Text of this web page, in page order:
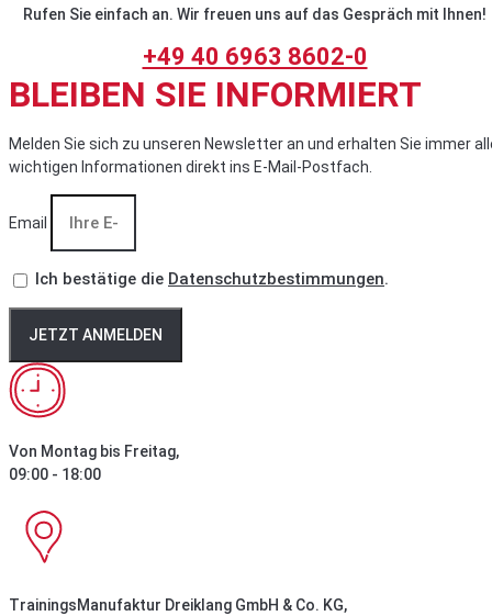
Rufen Sie einfach an. Wir freuen uns auf das Gespräch mit Ihnen!
+49 40 6963 8602-0
BLEIBEN SIE INFORMIERT
Melden Sie sich zu unseren Newsletter an und erhalten Sie immer
wichtigen Informationen direkt ins E-Mail-Postfach.
Email
Ich bestätige die Datenschutzbestimmungen.
JETZT ANMELDEN
Von Montag bis Freitag,
09:00 - 18:00
TrainingsManufaktur Dreiklang GmbH & Co. KG,